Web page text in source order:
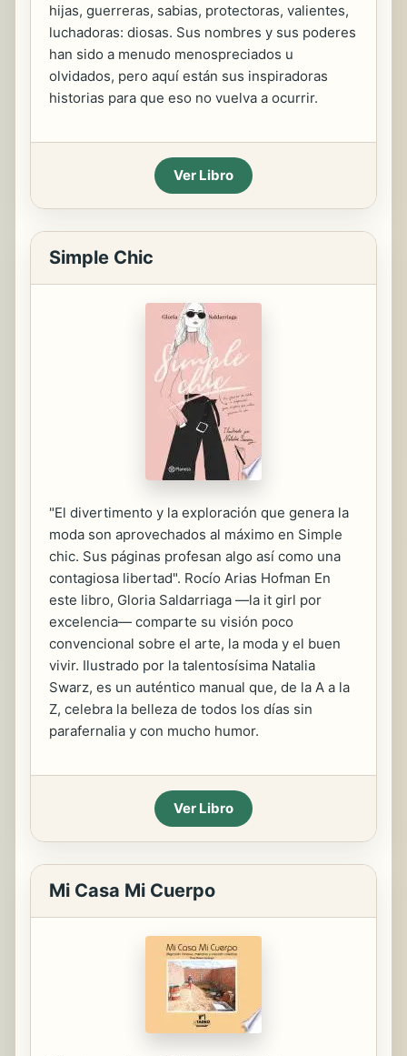
hijas, guerreras, sabias, protectoras, valientes,
luchadoras: diosas. Sus nombres y sus poderes
han sido a menudo menospreciados u
olvidados, pero aquí están sus inspiradoras
historias para que eso no vuelva a ocurrir.
Ver Libro
Simple Chic
"El divertimento y la exploración que genera la
moda son aprovechados al máximo en Simple
chic. Sus páginas profesan algo así como una
contagiosa libertad". Rocío Arias Hofman En
este libro, Gloria Saldarriaga —la it girl por
excelencia— comparte su visión poco
convencional sobre el arte, la moda y el buen
vivir. Ilustrado por la talentosísima Natalia
Swarz, es un auténtico manual que, de la A a la
Z, celebra la belleza de todos los días sin
parafernalia y con mucho humor.
Ver Libro
Mi Casa Mi Cuerpo